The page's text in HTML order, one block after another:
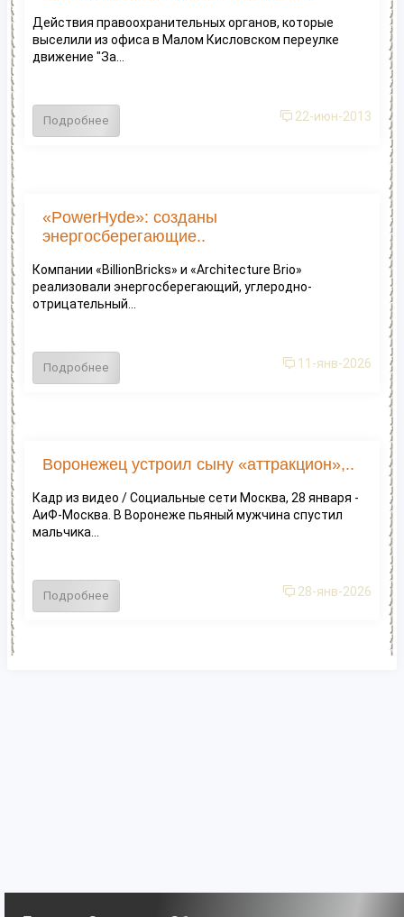
Действия правоохранительных органов, которые
выселили из офиса в Малом Кисловском переулке
движение "За...
Подробнее 22-июн-2013
«PowerHyde»: созданы
энергосберегающие..
Компании «BillionBricks» и «Architecture Brio»
реализовали энергосберегающий, углеродно-
отрицательный...
Подробнее 11-янв-2026
Воронежец устроил сыну «аттракцион»,..
Кадр из видео / Социальные сети Москва, 28 января -
АиФ-Москва. В Воронеже пьяный мужчина спустил
мальчика...
Подробнее 28-янв-2026